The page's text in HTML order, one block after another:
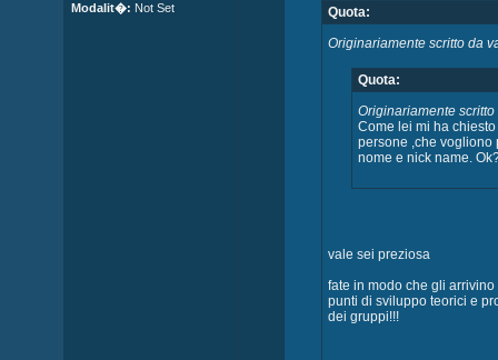
Modalit�: Not Set
Quota:
Originariamente scritto da
Quota:
Originariamente
Come lei mi ha
persone ,che
nome e nick name.
vale sei preziosa
fate in modo che gli
punti di sviluppo teorici e
dei gruppi!!!